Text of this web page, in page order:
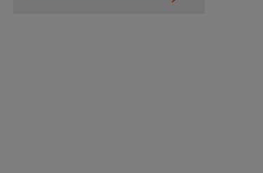
Kurser & utbildningar